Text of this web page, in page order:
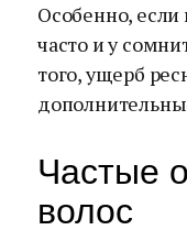
Особенно,
часто и у
того, ущерб
Частые
волос